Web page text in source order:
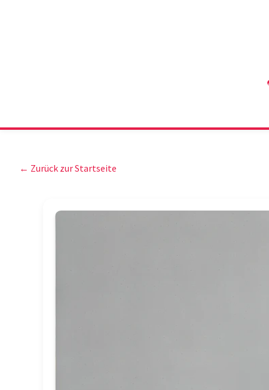
← Zurück zur Startseite